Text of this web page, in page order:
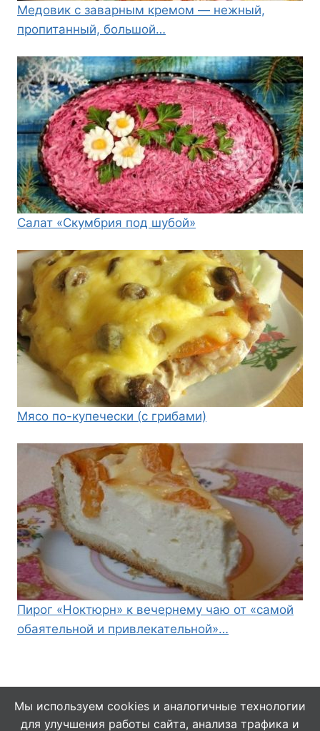
Медовик с заварным кремом — нежный,
пропитанный, большой…
Салат «Скумбрия под шубой»
Мясо по-купечески (с грибами)
Пирог «Ноктюрн» к вечернему чаю от «самой
обаятельной и привлекательной»…
© 2026 Кулинарушка - Вкусные Рецепты
Мы используем cookies и аналогичные технологии
для улучшения работы сайта, анализа трафика и